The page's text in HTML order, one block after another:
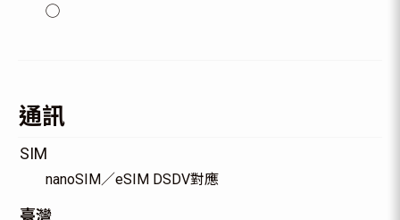
◯
通訊
SIM
nanoSIM／eSIM DSDV對應
臺灣